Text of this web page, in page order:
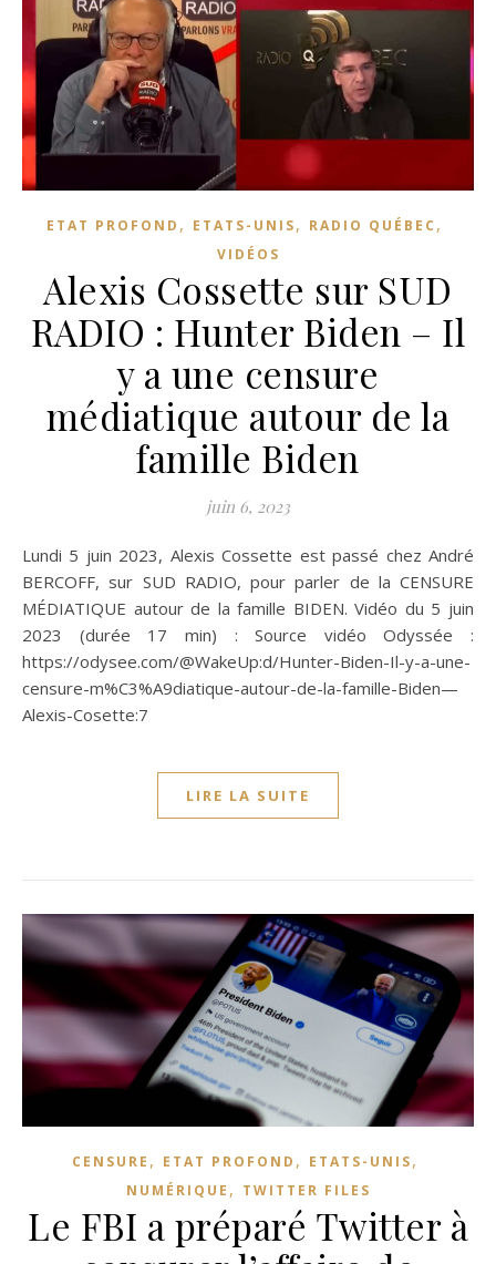
ETAT PROFOND , ETATS-UNIS, RADIO QUÉBEC ,
VIDÉOS
Alexis Cossette sur SUD
RADIO : Hunter Biden – Il
y a une censure
médiatique autour de la
famille Biden
juin 6, 2023
Lundi 5 juin 2023, Alexis Cossette est passé chez André
BERCOFF, sur SUD RADIO, pour parler de la CENSURE
MÉDIATIQUE autour de la famille BIDEN. Vidéo du 5 juin
2023 (durée 17 min) : Source vidéo Odyssée :
https://odysee.com/@WakeUp:d/Hunter-Biden-Il-y-a-une-
censure-m%C3%A9diatique-autour-de-la-famille-Biden—
Alexis-Cosette:7
LIRE LA SUITE
CENSURE , ETAT PROFOND , ETATS-UNIS,
NUMÉRIQUE , TWITTER FILES
Le FBI a préparé Twitter à